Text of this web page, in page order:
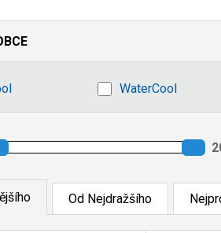
WaterCool
Od Nejdražšího